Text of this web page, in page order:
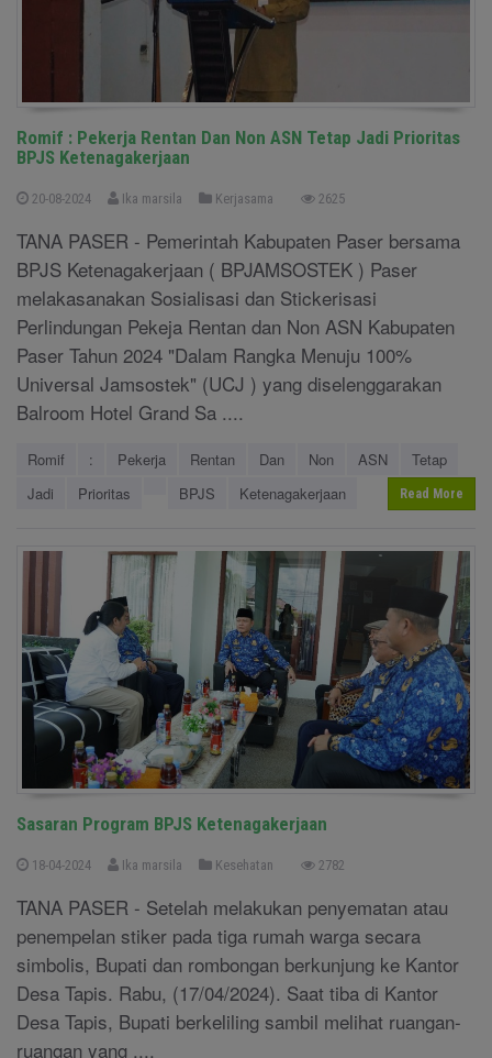
Romif : Pekerja Rentan Dan Non ASN Tetap Jadi Prioritas
BPJS Ketenagakerjaan
20-08-2024 Ika marsila Kerjasama 2625
TANA PASER - Pemerintah Kabupaten Paser bersama
BPJS Ketenagakerjaan ( BPJAMSOSTEK ) Paser
melakasanakan Sosialisasi dan Stickerisasi
Perlindungan Pekeja Rentan dan Non ASN Kabupaten
Paser Tahun 2024 "Dalam Rangka Menuju 100%
Universal Jamsostek" (UCJ ) yang diselenggarakan
Balroom Hotel Grand Sa ....
Romif : Pekerja Rentan Dan Non ASN
Tetap
Jadi
Prioritas BPJS Ketenagakerjaan Read More
Sasaran Program BPJS Ketenagakerjaan
18-04-2024 Ika marsila Kesehatan 2782
TANA PASER - Setelah melakukan penyematan atau
penempelan stiker pada tiga rumah warga secara
simbolis, Bupati dan rombongan berkunjung ke Kantor
Desa Tapis. Rabu, (17/04/2024). Saat tiba di Kantor
Desa Tapis, Bupati berkeliling sambil melihat ruangan-
ruangan yang ....